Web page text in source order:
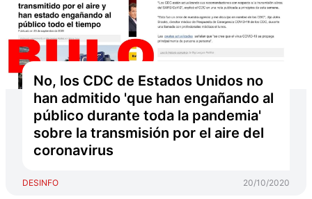
No, los CDC de Estados Unidos no
han admitido 'que han engañando al
público durante toda la pandemia'
sobre la transmisión por el aire del
coronavirus
DESINFO 20/10/2020